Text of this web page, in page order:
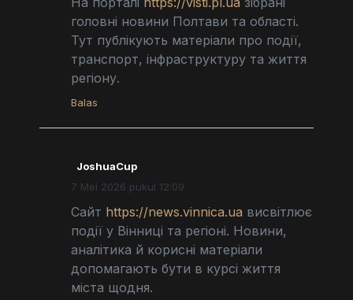
головні новини Полтави та області.
Тут публікують матеріали про події,
транспорт, інфраструктуру та життя
регіону.
Balas
JoshuaCup
7 Mei 2026 pukul 12:09
Сайт https://news.vinnica.ua висвітлює
події у Вінниці та регіоні. Новини,
аналітика й корисні матеріали
допомагають бути в курсі життя
міста щодня.